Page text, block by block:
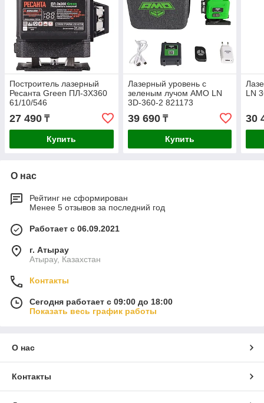
Построитель лазерный
Ресанта Green ПЛ-3Х360
61/10/546
27 490 ₸
Купить
Лазерный уровень с
зеленым лучом AMO LN
3D-360-2 821173
39 690₸
Купить
LN
30
О нас
Рейтинг не сформирован
Менее 5 отзывов за последний год
Работает с 06.09.2021
г. Атырау
Атырау, Казахстан
Контакты
Сегодня работает с 09:00 до 18:00
Показать весь график работы
О нас
Контакты